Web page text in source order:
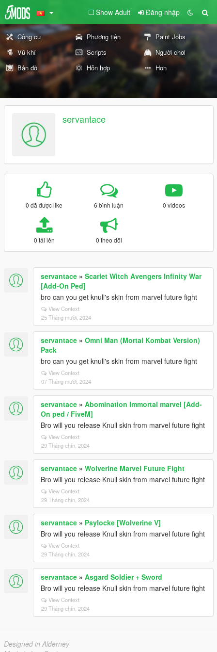
Show Adult Đăng nhập
Công cụ Phương tiện
Paint Jobs
Vũ khí
Scripts
Người chơi
Bản đồ
Hỗn hợp Hơn
servantace
0 đã được like 6 bình luận 0 videos
0 tải lên 0 theo dõi
servantace » Scarlet Witch Avengers Infinity War
[Add-On Ped]
bro can you get knull's skin from marvel future fight
View Context
25 Tháng mười, 2024
servantace » Omni Man (Mortal Kombat Version)
Pack
bro can you get knull's skin from marvel future fight
View Context
07 Tháng mười, 2024
servantace » Abomination Immortal marvel [Add-
On ped / FiveM]
Bro will you release Knull skin from marvel future fight
View Context
29 Tháng chín, 2024
servantace » Wolverine Marvel Future Fight
Bro will you release Knull skin from marvel future fight
View Context
29 Tháng chín, 2024
servantace » Psylocke [Wolverine V]
Bro will you release Knull skin from marvel future fight
View Context
29 Tháng chín, 2024
servantace » Asgard Soldier + Sword
Bro will you release Knull skin from marvel future fight
View Context
29 Tháng chín, 2024
Designed in Alderney